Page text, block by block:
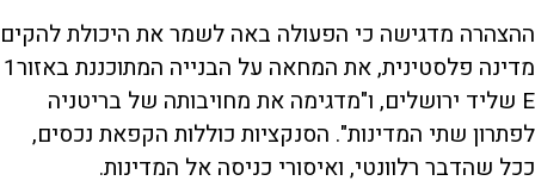
ההצהרה מדגישה כי הפעולה באה לשמר את היכולת להקים
מדינה פלסטינית, את המחאה על הבנייה המתוכננת באזור1
E שליד ירושלים, ו"מדגימה את מחויבותה של בריטניה
לפתרון שתי המדינות". הסנקציות כוללות הקפאת נכסים,
ככל שהדבר רלוונטי, ואיסורי כניסה אל המדינות.